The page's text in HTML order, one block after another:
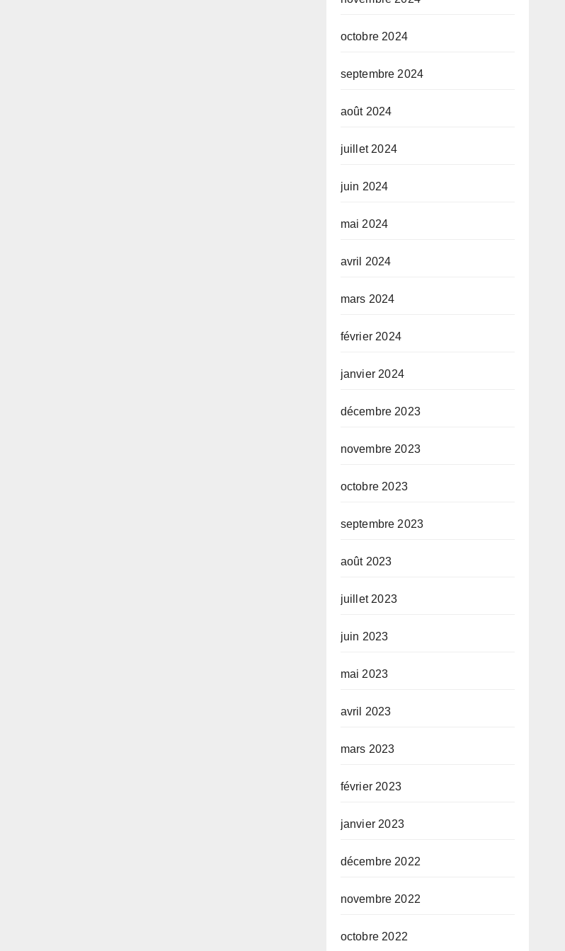
octobre 2024
septembre 2024
août 2024
juillet 2024
juin 2024
mai 2024
avril 2024
mars 2024
février 2024
janvier 2024
décembre 2023
novembre 2023
octobre 2023
septembre 2023
août 2023
juillet 2023
juin 2023
mai 2023
avril 2023
mars 2023
février 2023
janvier 2023
décembre 2022
novembre 2022
octobre 2022